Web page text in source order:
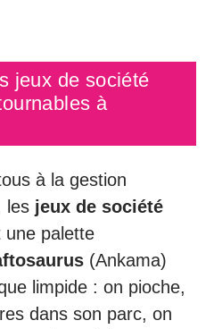
jeux de société
à
à la gestion
les jeux de société
une palette
(Ankama)
limpide : on pioche,
dans son parc, on